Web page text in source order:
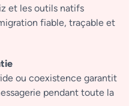
et les outils natifs
fiable, traçable et
ou coexistence garantit
pendant toute la